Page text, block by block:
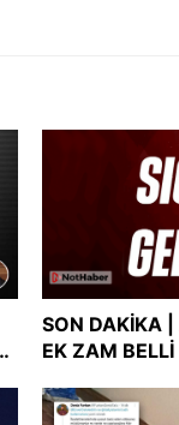
SON DAKİKA
EK ZAM
Asgari ücret